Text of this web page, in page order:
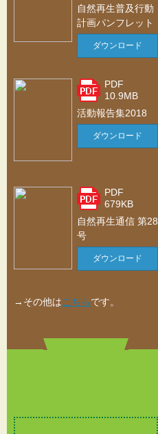
自然再生普及行動
計画パンフレット
ダウンロード
PDF
10.9MB
活動報告集2018
ダウンロード
PDF
679KB
自然再生通信 第28
号
ダウンロード
→その他はこちらです。